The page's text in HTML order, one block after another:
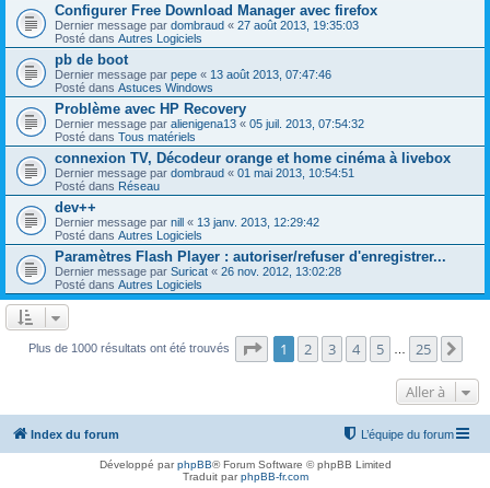
Configurer Free Download Manager avec firefox
Dernier message par dombraud « 27 août 2013, 19:35:03
Posté dans Autres Logiciels
pb de boot
Dernier message par pepe « 13 août 2013, 07:47:46
Posté dans Astuces Windows
Problème avec HP Recovery
Dernier message par alienigena13 « 05 juil. 2013, 07:54:32
Posté dans Tous matériels
connexion TV, Décodeur orange et home cinéma à livebox
Dernier message par dombraud « 01 mai 2013, 10:54:51
Posté dans Réseau
dev++
Dernier message par nill « 13 janv. 2013, 12:29:42
Posté dans Autres Logiciels
Paramètres Flash Player : autoriser/refuser d'enregistrer...
Dernier message par Suricat « 26 nov. 2012, 13:02:28
Posté dans Autres Logiciels
Plus de 1000 résultats ont été trouvés Page sur25
1 2 3 4 5 25
Aller à
Index du forum L’équipe du forum
Développé parphpBB® Forum Software © phpBB Limited
Traduit parphpBB-fr.com